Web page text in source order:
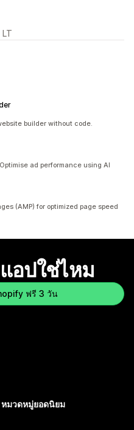
builder without code.
ad performance using AI
(AMP) for optimized page speed
อปใช่ไหม
ฟรี 3 วัน
หมวดหมู่ยอดนิยม